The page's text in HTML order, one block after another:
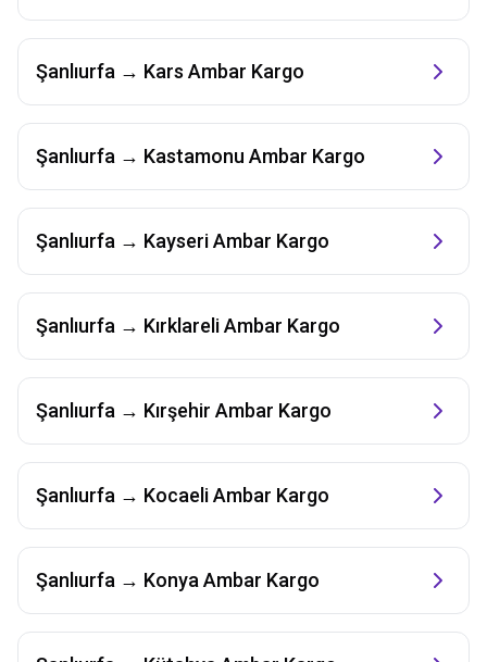
Şanlıurfa → Kars Ambar Kargo
Şanlıurfa → Kastamonu Ambar Kargo
Şanlıurfa → KayseriAmbar Kargo
Şanlıurfa → KırklareliAmbar Kargo
Şanlıurfa → Kırşehir Ambar Kargo
Şanlıurfa → KocaeliAmbar Kargo
Şanlıurfa → Konya Ambar Kargo